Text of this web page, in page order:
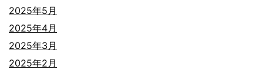
2025年5月
2025年4月
2025年3月
2025年2月